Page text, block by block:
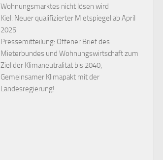
Wohnungsmarktes nicht lösen wird
Kiel: Neuer qualifizierter Mietspiegel ab April
2025
Pressemitteilung: Offener Brief des
Mieterbundes und Wohnungswirtschaft zum
Ziel der Klimaneutralität bis 2040;
Gemeinsamer Klimapakt mit der
Landesregierung!